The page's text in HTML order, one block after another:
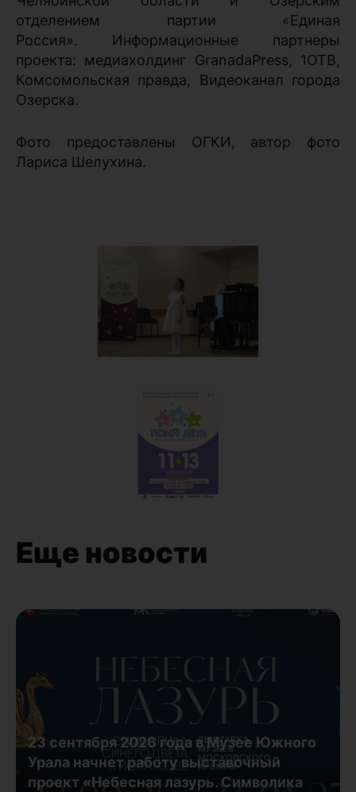
отделением партии «Единая
Россия». Информационные партнеры
проекта: медиахолдинг GranadaPress, 1ОТВ,
Комсомольская правда, Видеоканал города
Озерска.
Фото предоставлены ОГКИ, автор фото
Лариса Шелухина.
Еще новости
23 сентября 2026 года в Музее Южного
Урала начнет работу выставочный
проект «Небесная лазурь. Символика